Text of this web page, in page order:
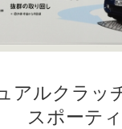
ルクラッ
適な